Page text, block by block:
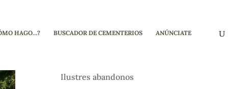
HAGO…? BUSCADOR DE CEMENTERIOS ANÚNCIATE
Ilustres abandonos